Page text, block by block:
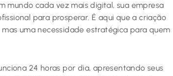
mundo cada vez mais digital, sua empresa
para prosperar. É aqui que a criação
uma necessidade estratégica para quem
24 horas por dia, apresentando seus